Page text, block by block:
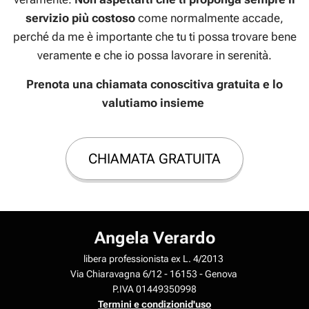
servizio più costoso come normalmente accade,
perché da me è importante che tu ti possa trovare bene
veramente e che io possa lavorare in serenità.
Prenota una chiamata conoscitiva gratuita e lo
valutiamo insieme
CHIAMATA GRATUITA
Angela Verardo
libera professionista ex L. 4/2013
Via Chiaravagna 6/12 - 16153 - Genova
P.IVA 01449350998
Termini e condizionid'uso